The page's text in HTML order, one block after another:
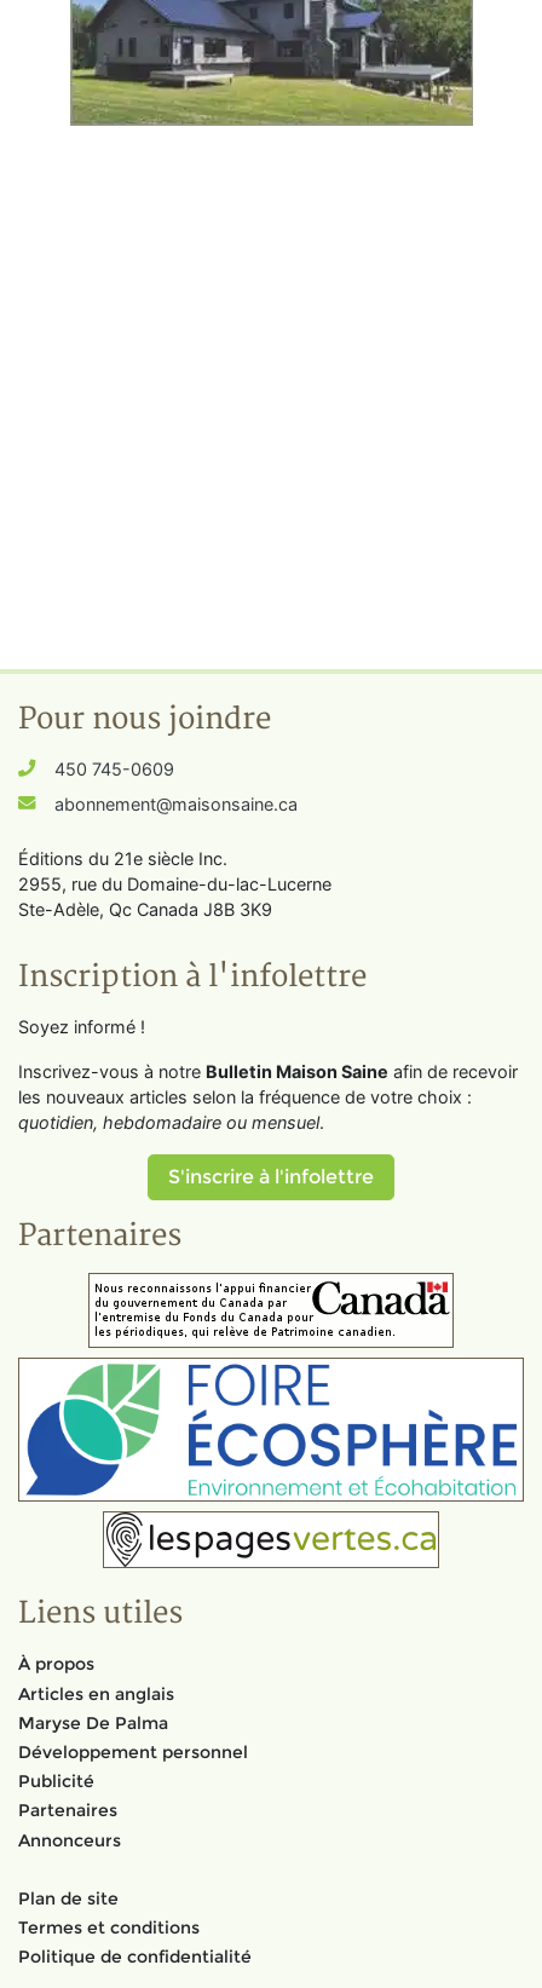
Pour nous joindre
450 745-0609
abonnement@maisonsaine.ca
Éditions du 21e siècle Inc.
2955, rue du Domaine-du-lac-Lucerne
Ste-Adèle, Qc Canada J8B 3K9
Inscription à l'infolettre
Soyez informé !
Inscrivez-vous à notre Bulletin Maison Saine afin de recevoir
les nouveaux articles selon la fréquence de votre choix :
quotidien, hebdomadaire ou mensuel.
S'inscrire à l'infolettre
Partenaires
Liens utiles
À propos
Articles en anglais
Maryse De Palma
Développement personnel
Publicité
Partenaires
Annonceurs
Plan de site
Termes et conditions
Politique de confidentialité